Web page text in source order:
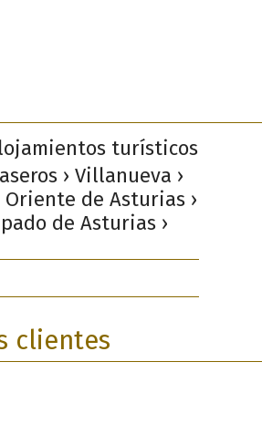
turísticos
› Villanueva ›
Oriente de Asturias ›
de Asturias ›
clientes